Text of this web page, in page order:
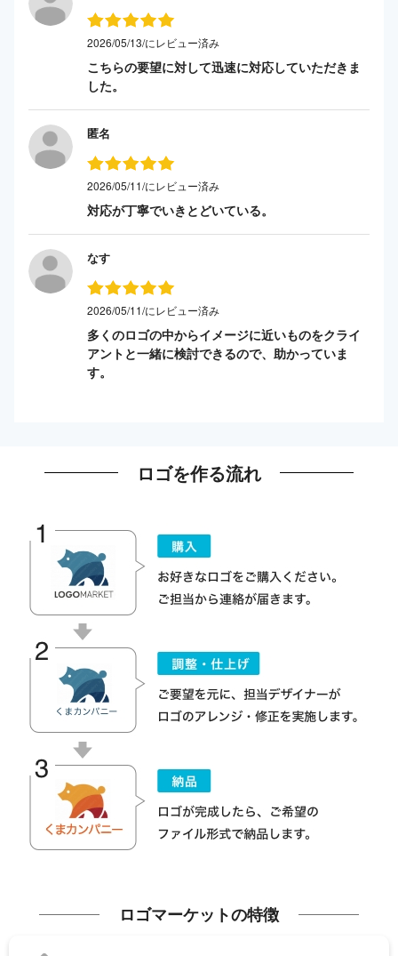
2026/05/13/にレビュー済み
こちらの要望に対して迅速に対応していただきま
した。
匿名
2026/05/11/にレビュー済み
対応が丁寧でいきとどいている。
なす
2026/05/11/にレビュー済み
多くのロゴの中からイメージに近いものをクライ
アントと一緒に検討できるので、助かっていま
す。
ロゴを作る流れ
ロゴマーケットの特徴